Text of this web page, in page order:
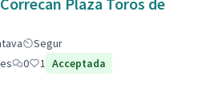
Segur
0 1 Acceptada